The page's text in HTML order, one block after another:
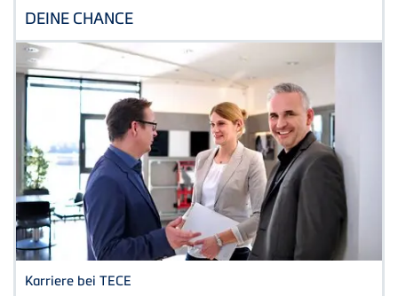
DEINE CHANCE
Karriere bei TECE